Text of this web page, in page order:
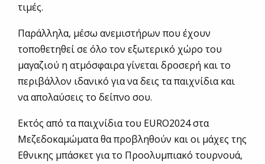
τιμές.
Παράλληλα, μέσω ανεμιστήρων που έχουν
τοποθετηθεί σε όλο τον εξωτερικό χώρο του
μαγαζιού η ατμόσφαιρα γίνεται δροσερή και το
περιβάλλον ιδανικό για να δεις τα παιχνίδια και
να απολαύσεις το δείπνο σου.
Εκτός από τα παιχνίδια του EURO2024 στα
Μεζεδοκαμώματα θα προβληθούν και οι μάχες της
Εθνικης μπάσκετ για το Προολυμπιακό τουρνουά,